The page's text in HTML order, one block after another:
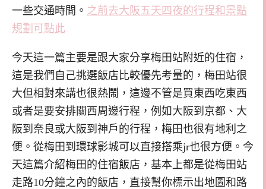
一些交通時間。 之前去大阪五天四夜的行程和景點
規劃可點此
今天這一篇主要是跟大家分享梅田站附近的住宿，
這是我們自己挑選飯店比較優先考量的，梅田站很
大但相對來講也很熱鬧，這邊不管是買東西吃東西
或者是要安排關西周邊行程，例如大阪到京都、大
阪到奈良或大阪到神戶的行程，梅田也很有地利之
便。從梅田到環球影城可以直接搭乘jr也很方便。今
天這篇介紹梅田的住宿飯店，基本上都是從梅田站
走路10分鐘之內的飯店，直接幫你標示出地圖和路